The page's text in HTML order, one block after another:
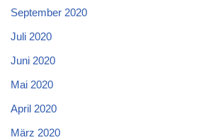
September 2020
Juli 2020
Juni 2020
Mai 2020
April 2020
März 2020